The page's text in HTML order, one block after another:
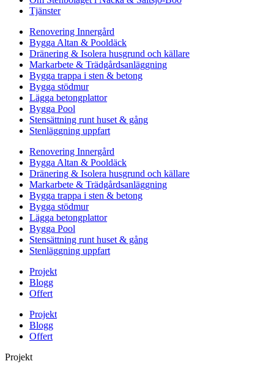
Tjänster
Renovering Innergård
Bygga Altan & Pooldäck
Dränering & Isolera husgrund och källare
Markarbete & Trädgårdsanläggning
Bygga trappa i sten & betong
Bygga stödmur
Lägga betongplattor
Bygga Pool
Stensättning runt huset & gång
Stenläggning uppfart
Renovering Innergård
Bygga Altan & Pooldäck
Dränering & Isolera husgrund och källare
Markarbete & Trädgårdsanläggning
Bygga trappa i sten & betong
Bygga stödmur
Lägga betongplattor
Bygga Pool
Stensättning runt huset & gång
Stenläggning uppfart
Projekt
Blogg
Offert
Projekt
Blogg
Offert
Projekt